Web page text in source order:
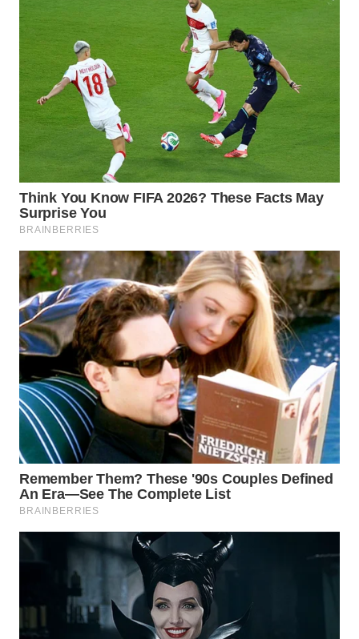
KARAWANG
WN
BEKASI
WN
BOGOR
WN
DEPOK
WN
TAPANULI
UTARA
WN
SAMOSIR
WN
PADANG
LAWAS
WN
SUMEDANG
WN
KEPULAUAN
SERIBU